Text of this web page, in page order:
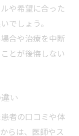
や希望に合った
でしょう。
合や治療を中断
とが後悔しない
い
者の口コミや体
らは、医師やス